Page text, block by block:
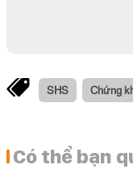
SHS Chứng
Có thể bạn